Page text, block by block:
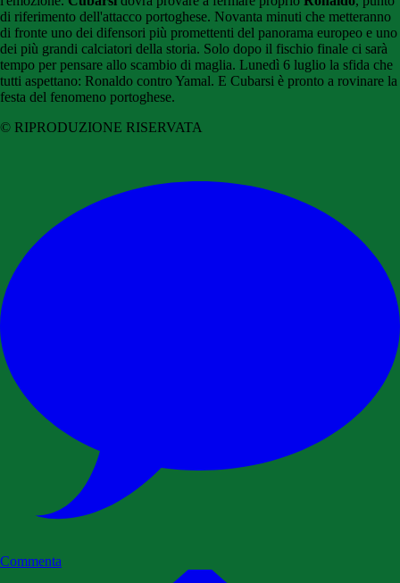
di riferimento dell'attacco portoghese. Novanta minuti che metteranno
di fronte uno dei difensori più promettenti del panorama europeo e uno
dei più grandi calciatori della storia. Solo dopo il fischio finale ci sarà
tempo per pensare allo scambio di maglia. Lunedì 6 luglio la sfida che
tutti aspettano: Ronaldo contro Yamal. E Cubarsi è pronto a rovinare la
festa del fenomeno portoghese.
© RIPRODUZIONE RISERVATA
Commenta